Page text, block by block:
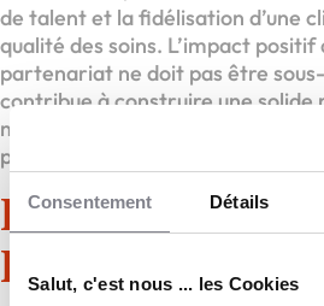
Consentement Détails
Salut, c'est nous ... les Cookies
de talent et la fidélisation d’une
qualité des soins. L’impact positif
partenariat ne doit pas être
contribue à construire une solide
marché, attirant ainsi de
partenaires potentiels.
Franchise
Physio